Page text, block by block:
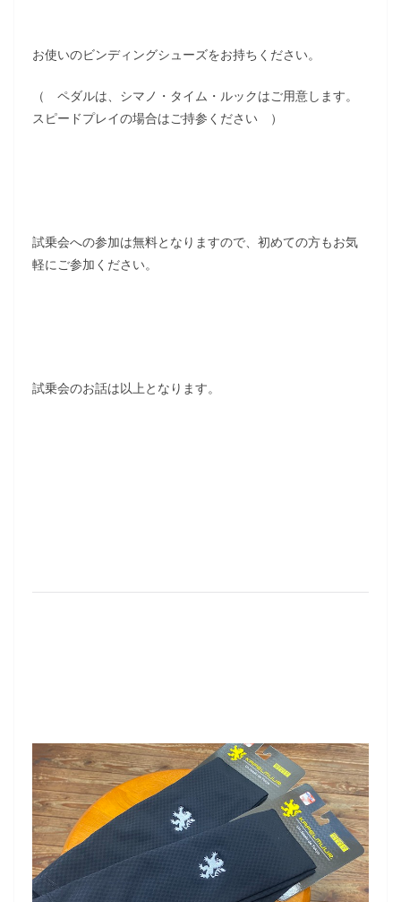
お使いのビンディングシューズをお持ちください。
（ ペダルは、シマノ・タイム・ルックはご用意します。
スピードプレイの場合はご持参ください ）
試乗会への参加は無料となりますので、初めての方もお気
軽にご参加ください。
試乗会のお話は以上となります。